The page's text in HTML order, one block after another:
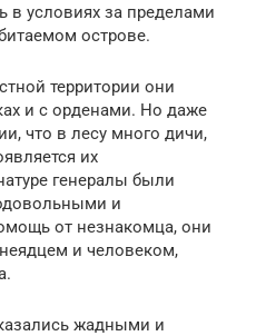
условиях за пределами
острове.
территории они
и с орденами. Но даже
что в лесу много дичи,
их
генералы были
и
от незнакомца, они
и человеком,
жадными и